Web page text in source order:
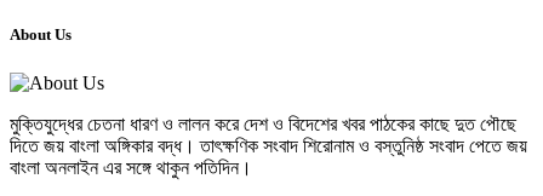
About Us
মুক্তিযুদ্ধের চেতনা ধারণ ও লালন করে দেশ ও বিদেশের খবর পাঠকের কাছে দুত পৌছে
দিতে জয় বাংলা অঙ্গিকার বদ্ধ। তাৎক্ষণিক সংবাদ শিরোনাম ও বস্তুনিষ্ঠ সংবাদ পেতে জয়
বাংলা অনলাইন এর সঙ্গে থাকুন পতিদিন।